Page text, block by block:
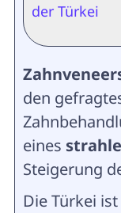
der Türkei
den
eines
Steigerung
Die Türkei